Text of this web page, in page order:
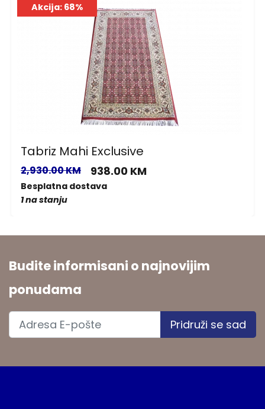
Akcija: 68%
Tabriz Mahi Exclusive
2,930.00 KM 938.00 KM
Besplatna dostava
1 na stanju
Budite informisani o najnovijim
ponudama
Pridruži se sad